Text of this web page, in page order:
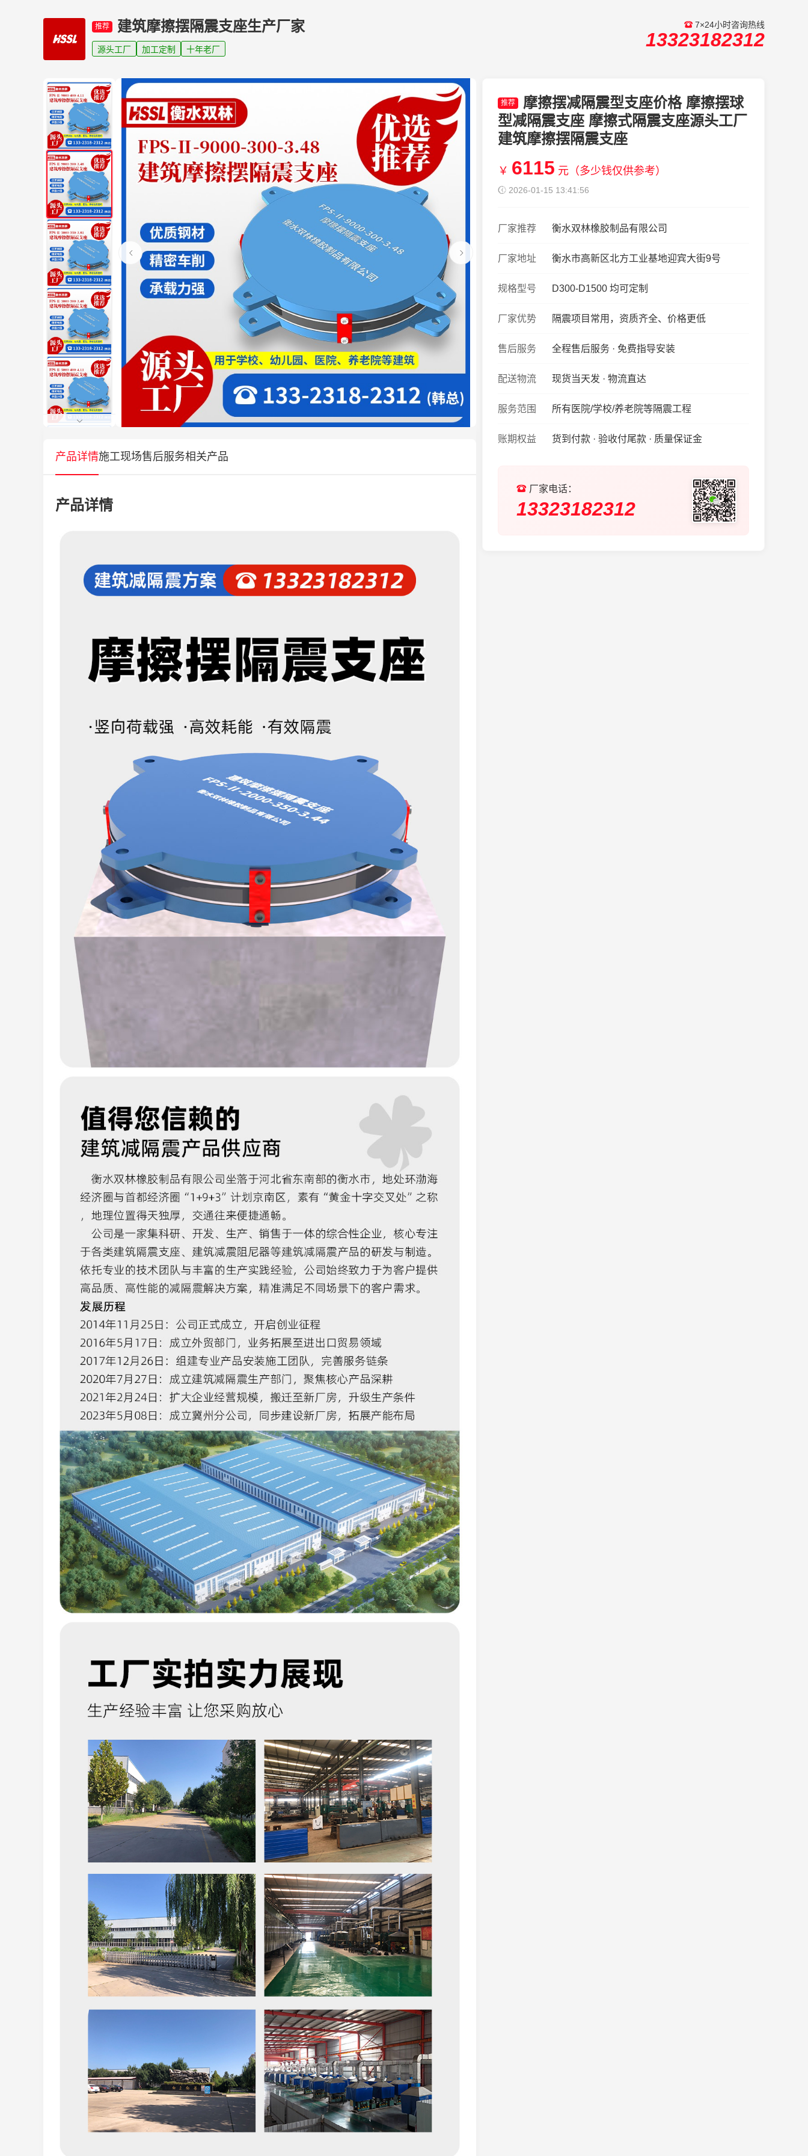
推荐 建筑摩擦摆隔震支座生产厂家
源头工厂 加工定制 十年老厂
7×24小时咨询热线
13323182312
推荐
摩擦摆减隔震型支座价格 摩擦摆球
型减隔震支座 摩擦式隔震支座源头工厂
建筑摩擦摆隔震支座
￥ 6115 元（多少钱仅供参考）
2026-01-15 13:41:56
厂家推荐 衡水双林橡胶制品有限公司
厂家地址 衡水市高新区北方工业基地迎宾大街9号
规格型号 D300-D1500 均可定制
厂家优势 隔震项目常用，资质齐全、价格更低
售后服务 全程售后服务 · 免费指导安装
配送物流 现货当天发 · 物流直达
服务范围 所有医院/学校/养老院等隔震工程
账期权益 货到付款 · 验收付尾款 · 质量保证金
厂家电话：
13323182312
产品详情施工现场售后服务相关产品
产品详情